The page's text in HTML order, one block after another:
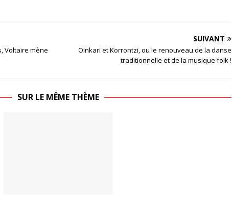
Voltaire mène
SUIVANT
Oinkari et Korrontzi, ou le renouveau de la danse
traditionnelle et de la musique folk !
SUR LE MÊME THÈME